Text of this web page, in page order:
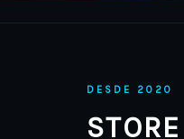
DESDE 2020
STORE